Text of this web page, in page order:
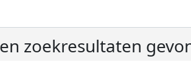
zoekresultaten